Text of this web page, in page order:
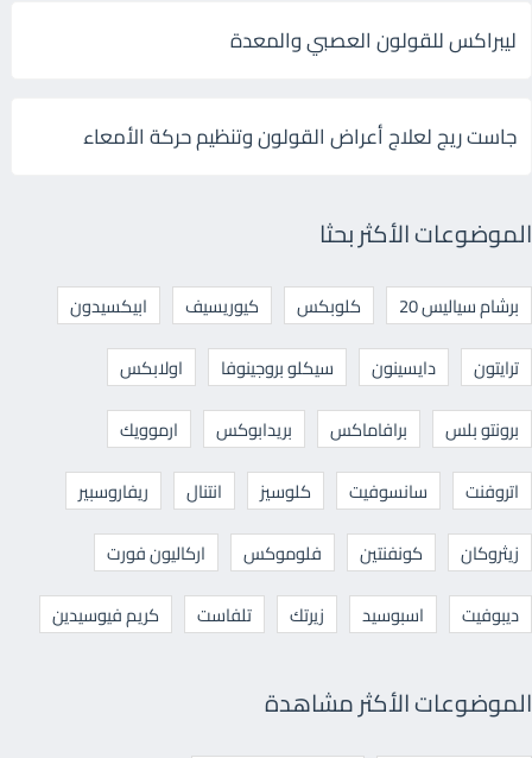
ليبراكس للقولون العصبي والمعدة
جاست ريج لعلاج أعراض القولون وتنظيم حركة الأمعاء
الموضوعات الأكثر بحثا
برشام سياليس 20 كلوبكس كيوريسيف
ابيكسيدون
ترايتون
دايسينون سيكلو بروجينوفا
اولابكس
برونتو بلس
برافاماكس بريدابوكس
ارموويك
اتروفنت
سانسوفيت كلوسيز انتنال
ريفاروسبير
زيثروكان
كونفنتين فلوموكس
اركاليون فورت
ديبوفيت
اسبوسيد زيرتك تلفاست كريم فيوسيدين
الموضوعات الأكثر مشاهدة